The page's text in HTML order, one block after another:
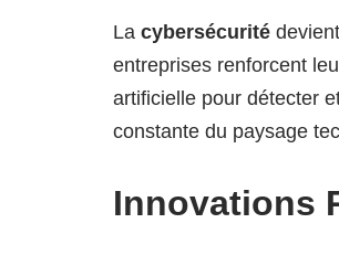
La cybersécurité
entreprises renforcent
artificielle pour détecter
constante du paysage
Innovations